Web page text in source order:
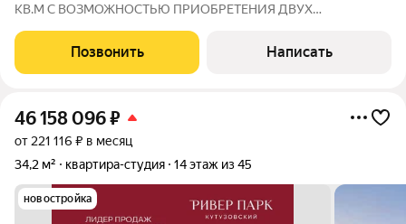
КВ.М С ВОЗМОЖНОСТЬЮ ПРИОБРЕТЕНИЯ ДВУХ
предлагается четырехкомнатная квартира с ремонтом,
площадью 185,4 кв.м., в премиальном жилом комплексе
Позвонить Написать
46 158 096₽
от 221 116 ₽ в месяц
34,2 м²
квартира-студия 14 этаж из 45
новостройка